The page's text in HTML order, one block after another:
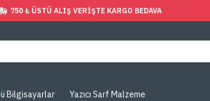
750 ₺ ÜSTÜ ALIŞ VERIŞTE KARGO BEDAVA
Bilgisayarlar Yazıcı Sarf Malzeme